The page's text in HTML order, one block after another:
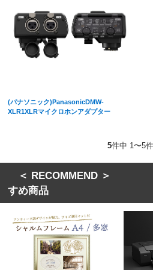
(パナソニック)PanasonicDMW-
XLR1XLRマイクロホンアダプター
5件中 1〜5
＜ RECOMMEND ＞
すめ商品